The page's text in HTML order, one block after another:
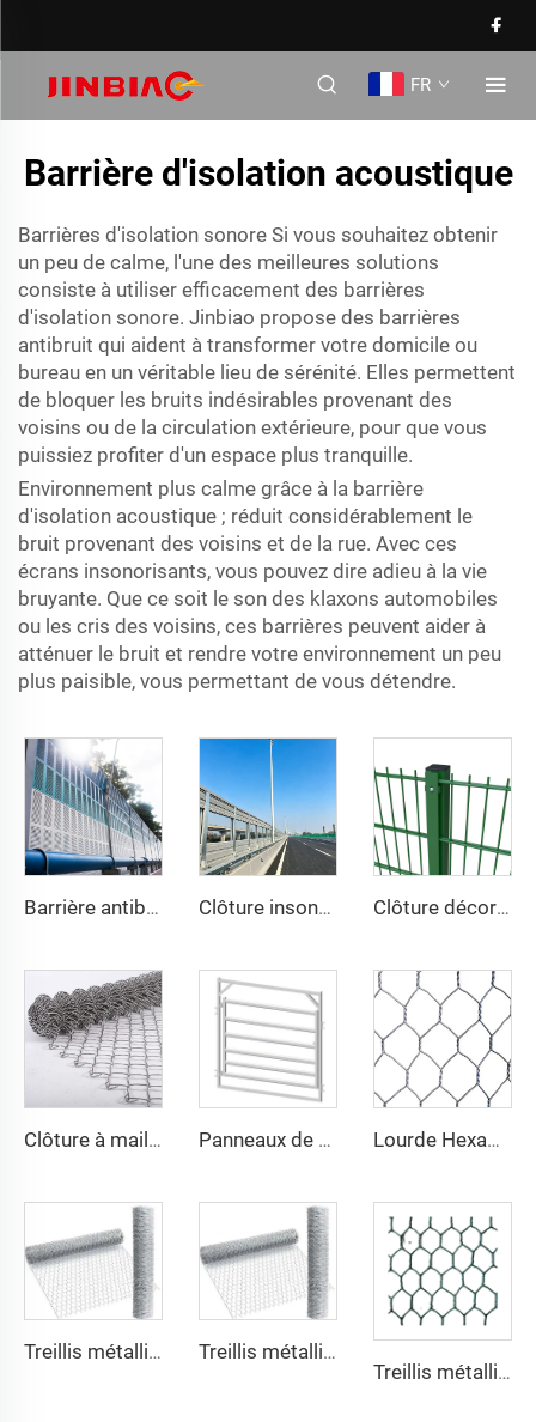
FR
Barrière d'isolation acoustique
Barrières d'isolation sonore Si vous souhaitez obtenir
un peu de calme, l'une des meilleures solutions
consiste à utiliser efficacement des barrières
d'isolation sonore. Jinbiao propose des barrières
antibruit qui aident à transformer votre domicile ou
bureau en un véritable lieu de sérénité. Elles permettent
de bloquer les bruits indésirables provenant des
voisins ou de la circulation extérieure, pour que vous
puissiez profiter d'un espace plus tranquille.
Environnement plus calme grâce à la barrière
d'isolation acoustique ; réduit considérablement le
bruit provenant des voisins et de la rue. Avec ces
écrans insonorisants, vous pouvez dire adieu à la vie
bruyante. Que ce soit le son des klaxons automobiles
ou les cris des voisins, ces barrières peuvent aider à
atténuer le bruit et rendre votre environnement un peu
plus paisible, vous permettant de vous détendre.
Barrière antibruit à persiennes Clôture insonorisante pour autoroute, barrière antibruit pour la circulation, fournisseur de site, mur insonorisé, panneau acoustique, clôture antibruit Clôture décorative en treillis métallique soudé haute sécurité, revêtement en vinyle vert, double fil 868, maille 2D pour jardin
Clôture à mailles losangées de 1,5 pouce avec revêtement en PVC, fourniture directe d'usine, fil de clôture à mailles losangées robuste, clôture à mailles losangées galvanisée Panneaux de Clôture de Haute Qualité pour Enclos à Moutons Panneaux en Acier pour Chèvres Stalles pour Chevaux Stables pour Bétail et Moutons Lourde Hexagonal Enrobée de Zinc Boîte à Gabions Torsadée Double Chaîne en Fer Galvanisé Service de Découpe et de Soudage
Treillis métallique hexagonal en acier inoxydable pour poulailler Treillis décoratif hexagonal pour poulailler Services de cintrage, découpage et soudage
Treillis métallique galvanisé à chaud en acier inoxydable pour poulailler Treillis décoratif hexagonal pour poulailler Revêtement PVC Clôtures soudées
Treillis métallique galvanisé en acier inoxydable pour poulailler Treillis décoratif hexagonal pour poulailler avec revêtement PVC pour construction de clôtures Usage extérieur